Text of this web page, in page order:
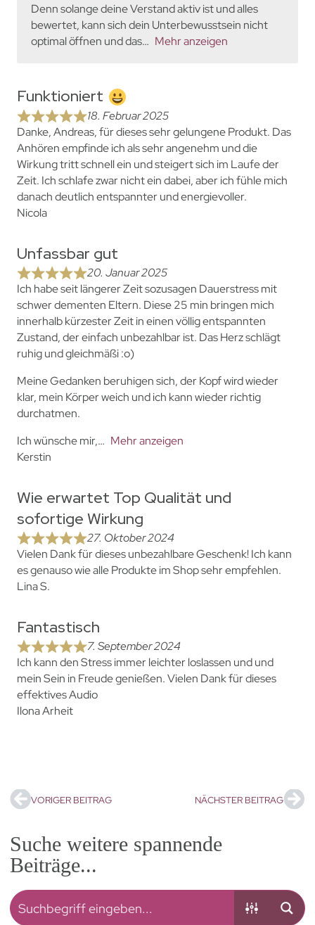
Denn solange deine Verstand aktiv ist und alles
bewertet, kann sich dein Unterbewusstsein nicht
optimal öffnen und das
Mehr anzeigen
Funktioniert
18. Februar 2025
Danke, Andreas, für dieses sehr gelungene Produkt. Das
Anhören empfinde ich als sehr angenehm und die
Wirkung tritt schnell ein und steigert sich im Laufe der
Zeit. Ich schlafe zwar nicht ein dabei, aber ich fühle mich
danach deutlich entspannter und energievoller.
Nicola
Unfassbar gut
20. Januar 2025
Ich habe seit längerer Zeit sozusagen Dauerstress mit
schwer dementen Eltern. Diese 25 min bringen mich
innerhalb kürzester Zeit in einen völlig entspannten
Zustand, der einfach unbezahlbar ist. Das Herz schlägt
ruhig und gleichmäßi :o)
Meine Gedanken beruhigen sich, der Kopf wird wieder
klar, mein Körper weich und ich kann wieder richtig
durchatmen.
Ich wünsche mir,
Mehr anzeigen
Kerstin
Wie erwartet Top Qualität und
sofortige Wirkung
27. Oktober 2024
Vielen Dank für dieses unbezahlbare Geschenk! Ich kann
es genauso wie alle Produkte im Shop sehr empfehlen.
Lina S.
Fantastisch
7. September 2024
Ich kann den Stress immer leichter loslassen und und
mein Sein in Freude genießen. Vielen Dank für dieses
effektives Audio
Ilona Arheit
VORIGER BEITRAG NÄCHSTER BEITRAG
Suche weitere spannende
Beiträge...